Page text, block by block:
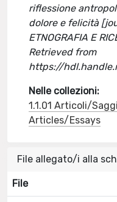
riflessione
dolore e felicità
ETNOGRAFIA E
Retrieved from
https://
Nelle collezioni:
1.1.01 Articoli/
Articles/Essays
File allegato/i alla
File